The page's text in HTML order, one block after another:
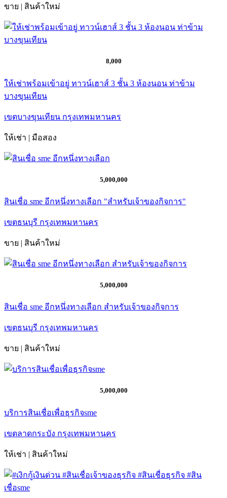
ขาย | สินค้าใหม่
8,000
ให้เช่าพร้อมเข้าอยู่ ทาวน์เฮาส์ 3 ชั้น 3 ห้องนอน ท่าข้าม
บางขุนเทียน
เขตบางขุนเทียน กรุงเทพมหานคร
ให้เช่า | มือสอง
5,000,000
สินเชื่อ sme อีกหนึ่งทางเลือก "สำหรับเจ้าของกิจการ"
เขตธนบุรี กรุงเทพมหานคร
ขาย | สินค้าใหม่
5,000,000
สินเชื่อ sme อีกหนึ่งทางเลือก สำหรับเจ้าของกิจการ
เขตธนบุรี กรุงเทพมหานคร
ขาย | สินค้าใหม่
5,000,000
บริการสินเชื่อเพื่อธุรกิจsme
เขตลาดกระบัง กรุงเทพมหานคร
ให้เช่า | สินค้าใหม่